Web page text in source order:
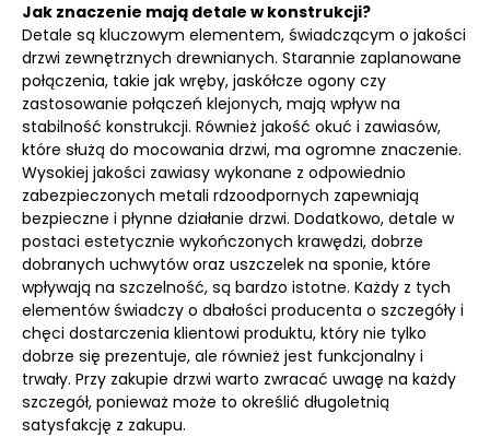
Jak znaczenie mają detale w konstrukcji?
Detale są kluczowym elementem, świadczącym o jakości
drzwi zewnętrznych drewnianych. Starannie zaplanowane
połączenia, takie jak wręby, jaskółcze ogony czy
zastosowanie połączeń klejonych, mają wpływ na
stabilność konstrukcji. Również jakość okuć i zawiasów,
które służą do mocowania drzwi, ma ogromne znaczenie.
Wysokiej jakości zawiasy wykonane z odpowiednio
zabezpieczonych metali rdzoodpornych zapewniają
bezpieczne i płynne działanie drzwi. Dodatkowo, detale w
postaci estetycznie wykończonych krawędzi, dobrze
dobranych uchwytów oraz uszczelek na sponie, które
wpływają na szczelność, są bardzo istotne. Każdy z tych
elementów świadczy o dbałości producenta o szczegóły i
chęci dostarczenia klientowi produktu, który nie tylko
dobrze się prezentuje, ale również jest funkcjonalny i
trwały. Przy zakupie drzwi warto zwracać uwagę na każdy
szczegół, ponieważ może to określić długoletnią
satysfakcję z zakupu.